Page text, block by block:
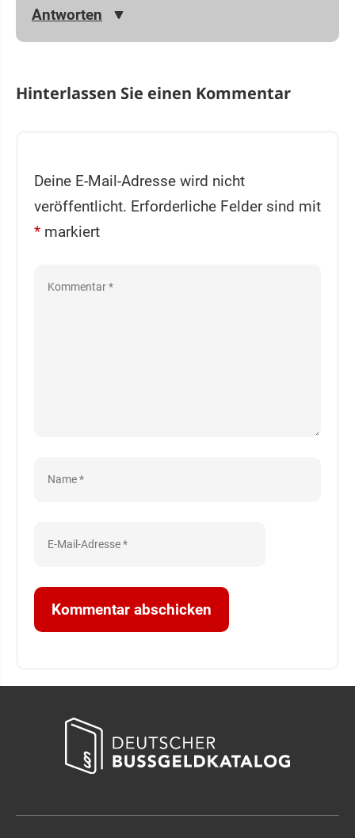
Antworten
Hinterlassen Sie einen Kommentar
Deine E-Mail-Adresse wird nicht
veröffentlicht. Erforderliche Felder sind mit
* markiert